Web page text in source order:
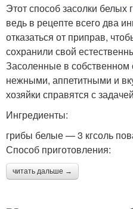
Этот способ засолки белых
ведь в рецепте всего два
отказаться от приправ,
сохранили свой
Засоленные в собственном
нежными, аппетитными и
хозяйки справятся с
Ингредиенты:
грибы белые — 3 кгсоль
Способ приготовления:
читать дальше →